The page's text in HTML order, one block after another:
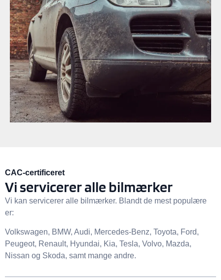
CAC-certificeret
Vi servicerer alle bilmærker
Vi kan servicerer alle bilmærker. Blandt de mest populære
er:
Volkswagen, BMW, Audi, Mercedes-Benz, Toyota, Ford,
Peugeot, Renault, Hyundai, Kia, Tesla, Volvo, Mazda,
Nissan og Skoda, samt mange andre.